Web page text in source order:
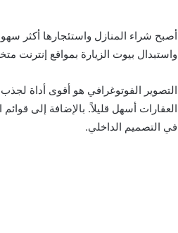
أصبح شراء المنازل واستئجارها أكثر
واستبدال بيوت الزيارة بمواقع إنترنت
التصوير الفوتوغرافي هو أقوى أداة لجذب
العقارات أسهل قليلاً. بالإضافة إلى
في التصميم الداخلي.